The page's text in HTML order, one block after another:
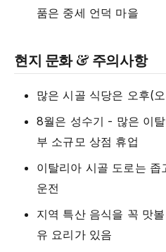
품은 중세 언덕 마을
현지 문화 & 주의사항
많은 시골 식당은 오후(
8월은 성수기 - 많은 이
부 소규모 상점 휴업
이탈리아 시골 도로는 좁
운전
지역 특산 음식을 꼭 맛
유 요리가 있음